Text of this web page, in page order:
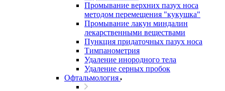
Промывание верхних пазух носа
методом перемещения "кукушка"
Промывание лакун миндалин
лекарственными веществами
Пункция придаточных пазух носа
Тимпанометрия
Удаление инородного тела
Удаление серных пробок
Офтальмология